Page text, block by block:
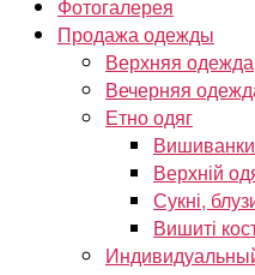
Фотогалерея
Продажа одежды
Верхняя одежда
Вечерняя
Етно одяг
Вишиванки
Верхній
Сукні,
Вишиті